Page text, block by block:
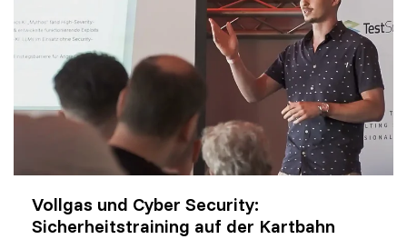
Vollgas und Cyber Security:
Sicherheitstraining auf der Kartbahn